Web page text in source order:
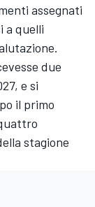
assegnati
a quelli
due
e si
il primo
stagione